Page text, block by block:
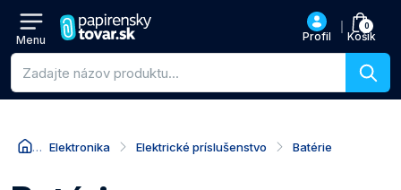
Menu Profil
0
Košík
Vyhľadávanie produktov
Elektronika Elektrické príslušenstvo Batérie